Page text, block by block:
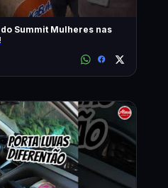
Summit Mulheres nas